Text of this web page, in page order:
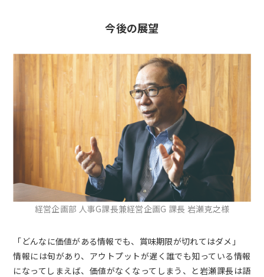
今後の展望
経営企画部 人事G課長兼経営企画G 課長 岩瀬克之様
「どんなに価値がある情報でも、賞味期限が切れてはダメ」
情報には旬があり、アウトプットが遅く誰でも知っている情報
になってしまえば、価値がなくなってしまう、と岩瀬課長は語